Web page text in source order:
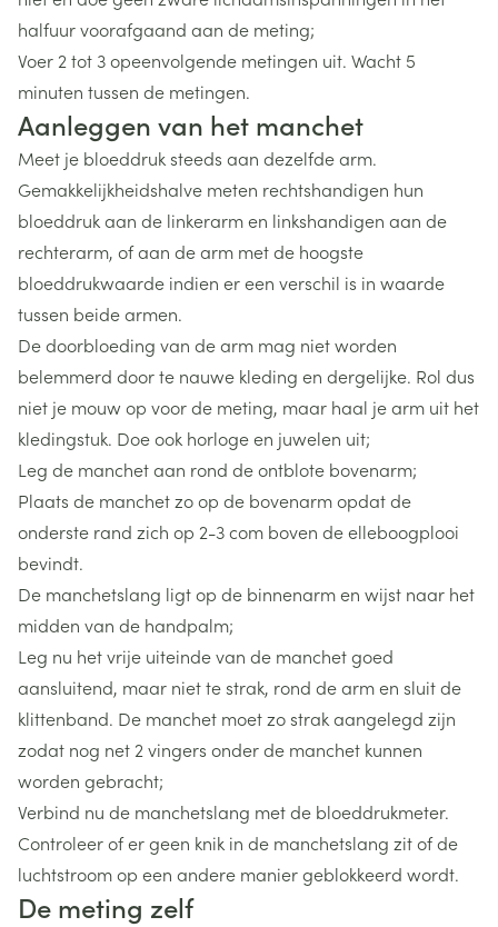
halfuur voorafgaand aan de meting;
Voer 2 tot 3 opeenvolgende metingen uit. Wacht 5
minuten tussen de metingen.
Aanleggen van het manchet
Meet je bloeddruk steeds aan dezelfde arm.
Gemakkelijkheidshalve meten rechtshandigen hun
bloeddruk aan de linkerarm en linkshandigen aan de
rechterarm, of aan de arm met de hoogste
bloeddrukwaarde indien er een verschil is in waarde
tussen beide armen.
De doorbloeding van de arm mag niet worden
belemmerd door te nauwe kleding en dergelijke. Rol dus
niet je mouw op voor de meting, maar haal je arm uit het
kledingstuk. Doe ook horloge en juwelen uit;
Leg de manchet aan rond de ontblote bovenarm;
Plaats de manchet zo op de bovenarm opdat de
onderste rand zich op 2-3 com boven de elleboogplooi
bevindt.
De manchetslang ligt op de binnenarm en wijst naar het
midden van de handpalm;
Leg nu het vrije uiteinde van de manchet goed
aansluitend, maar niet te strak, rond de arm en sluit de
klittenband. De manchet moet zo strak aangelegd zijn
zodat nog net 2 vingers onder de manchet kunnen
worden gebracht;
Verbind nu de manchetslang met de bloeddrukmeter.
Controleer of er geen knik in de manchetslang zit of de
luchtstroom op een andere manier geblokkeerd wordt.
De meting zelf